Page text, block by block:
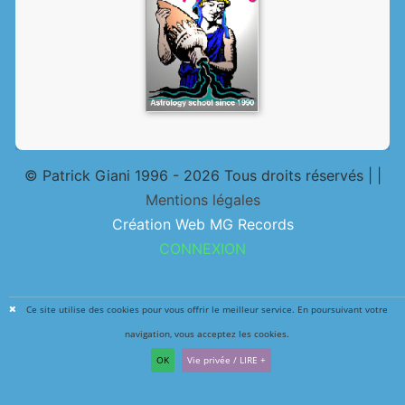
© Patrick Giani 1996 - 2026 Tous droits réservés | |
Mentions légales
Création Web MG Records
CONNEXION
Ce site utilise des cookies pour vous offrir le meilleur service. En poursuivant votre
navigation, vous acceptez les cookies.
OK Vie privée / LIRE +